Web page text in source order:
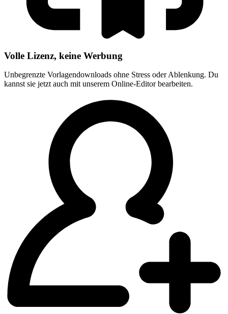
Volle Lizenz, keine Werbung
Unbegrenzte Vorlagendownloads ohne Stress oder Ablenkung. Du
kannst sie jetzt auch mit unserem Online-Editor bearbeiten.